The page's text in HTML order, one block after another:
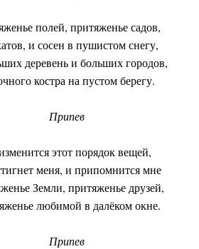
полей, притяженье садов,
и сосен в пушистом снегу,
деревень и больших городов,
костра на пустом берегу.
Припев
этот порядок вещей,
меня, и припомнится мне
Земли, притяженье друзей,
любимой в далёком окне.
Припев